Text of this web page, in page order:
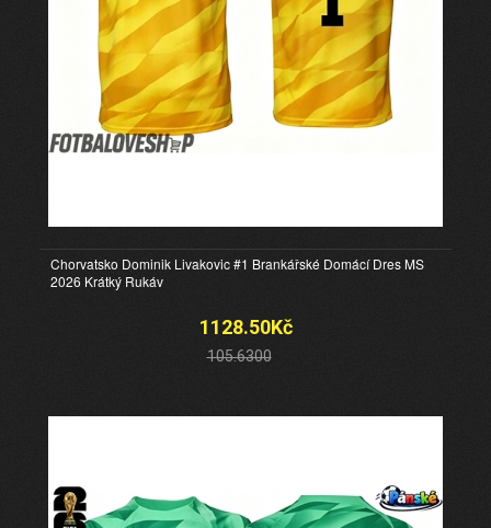
Chorvatsko Dominik Livakovic #1 Brankářské Domácí Dres MS
2026 Krátký Rukáv
1128.50Kč
105.6300